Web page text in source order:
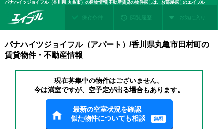
パナハイツジョイフル（香川県 丸亀市）の建物情報|不動産賃貸の物件探しは、お部屋探しのエイブル
保存条件 閲覧履歴 お気に入り
パナハイツジョイフル（アパート）/香川県丸亀市田村町の
賃貸物件・不動産情報
現在募集中の物件はございません。
今は満室ですが、空予定が出る場合もあります。
最新の空室状況を確認
似た物件についても相談
無料